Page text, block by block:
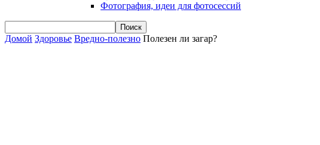
Фотография, идеи для фотосессий
Домой Здоровье Вредно-полезно Полезен ли загар?